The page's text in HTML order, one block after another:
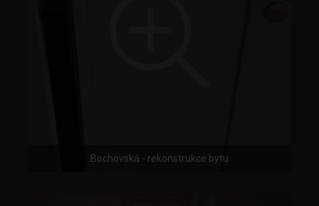
Bochovská - rekonstrukce bytu